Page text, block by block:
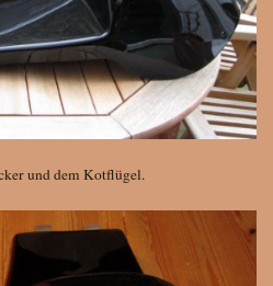
und dem Kotflügel.